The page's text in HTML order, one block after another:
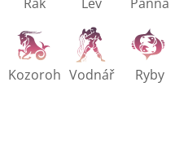
Kozoroh Vodnář Ryby